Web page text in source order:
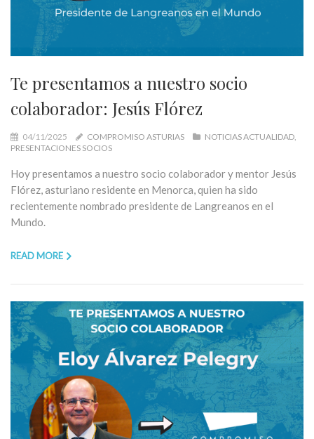
Te presentamos a nuestro socio
colaborador: Jesús Flórez
04/11/2025 COMPROMISO ASTURIAS
NOTICIAS ACTUALIDAD
PRESENTACIONES SOCIOS
Hoy presentamos a nuestro socio colaborador y mentor Jesús
Flórez, asturiano residente en Menorca, quien ha sido
recientemente nombrado presidente de Langreanos en el
Mundo.
READ MORE